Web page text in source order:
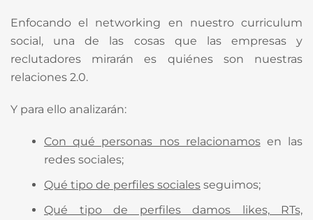
Enfocando el networking en nuestro curriculum
social, una de las cosas que las empresas y
reclutadores mirarán es quiénes son nuestras
relaciones 2.0.
Y para ello analizarán:
Con qué personas nos relacionamosen las
redes sociales;
Qué tipo de perfiles sociales seguimos;
Qué tipo de perfiles damos likes, RTs,